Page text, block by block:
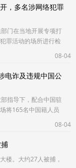
，多名涉网络犯罪
门在当地开展专项打
罪活动的场所进行检
08-04
电诈及违规中国公
指导下，配合中国驻
将165名中国籍人员
08-04
楼。大约27人被捕，